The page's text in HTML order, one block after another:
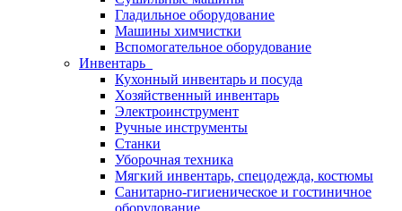
Гладильное оборудование
Машины химчистки
Вспомогательное оборудование
Инвентарь
Кухонный инвентарь и посуда
Хозяйственный инвентарь
Электроинструмент
Ручные инструменты
Станки
Уборочная техника
Мягкий инвентарь, спецодежда, костюмы
Санитарно-гигиеническое и гостиничное
оборудование